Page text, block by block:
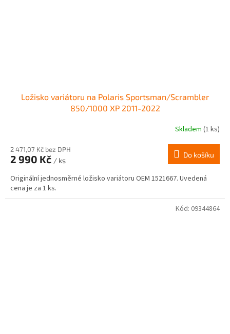
Ložisko variátoru na Polaris Sportsman/Scrambler
850/1000 XP 2011-2022
Skladem (1 ks)
2 471,07 Kč bez DPH
2 990 Kč / ks
Do košíku
Originální jednosměrné ložisko variátoru OEM 1521667. Uvedená
cena je za 1 ks.
Kód: 09344864